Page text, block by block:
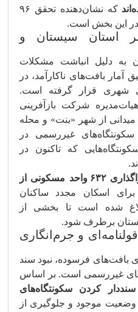
که نشان‌دهنده تحقق ۹۶
این بخش است.
استان سیستان و
به دلیل انباشت مشکلات
بافت‌های ناکارآمد، در
شهری قرار گرفته است.
شرکت بازآفرینی
میدانی از شهر «بنت» و محله
غیررسمی در
که تاکنون در
شیوه‌نامه واگذاری ۶۳۲ واحد مسکونی از
برای اسکان مجدد ساکنان
شده است تا بخشی از
برطرف شود.
و جرم‌انگاری
بافت‌های فرسوده، نبود سند
غیررسمی است. بر اساس
سنددار کردن سکونتگاه‌های
موجود و جلوگیری از